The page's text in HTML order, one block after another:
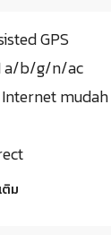
GPS
a/b/g/n/ac
ติม